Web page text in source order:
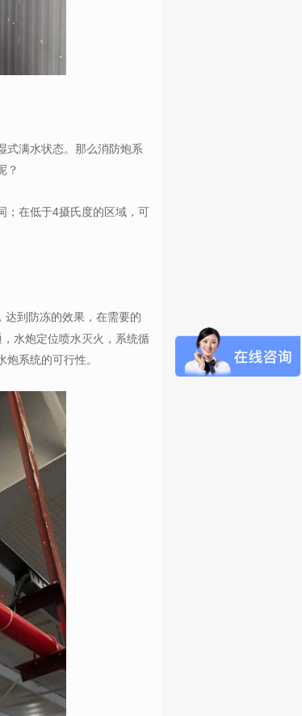
式满水状态。那么消防炮系
？
；在低于4摄氏度的区域，可
到防冻的效果，在需要的
水炮定位喷水灭火，系统循
系统的可行性。